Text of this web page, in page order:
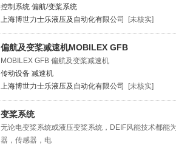
控制系统 偏航/变桨系统
上海博世力士乐液压及自动化有限公司
[未核实]
偏航及变桨减速机MOBILEX GFB
MOBILEX GFB 偏航及变桨减速机
传动设备 减速机
上海博世力士乐液压及自动化有限公司
[未核实]
变桨系统
无论电变桨系统或液压变桨系统，DEIF风能技术都能
器，传感器，电